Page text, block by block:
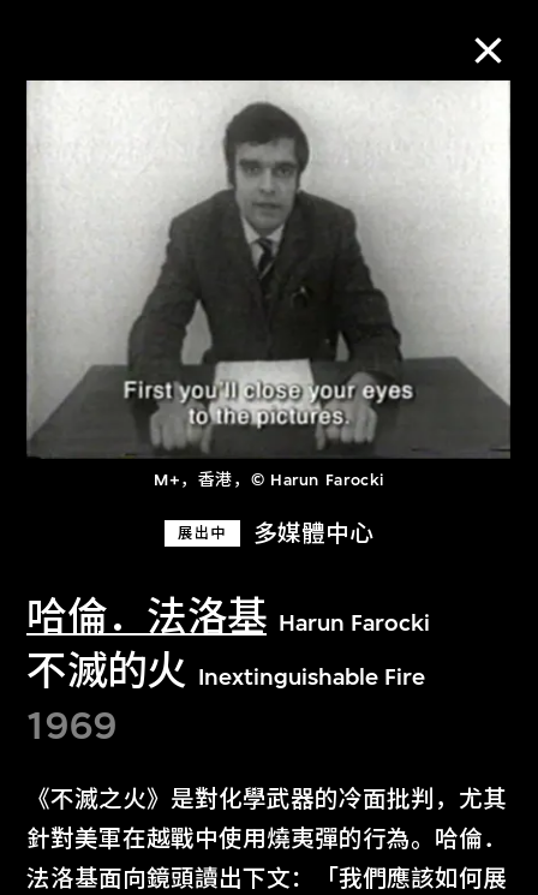
M+，香港，© Harun Farocki
展出中 多媒體中心
哈倫．法洛基 Harun Farocki
不滅的火 Inextinguishable Fire
1969
《不滅之火》是對化學武器的冷面批判，尤其
針對美軍在越戰中使用燒夷彈的行為。哈倫．
法洛基面向鏡頭讀出下文：「我們應該如何展
M+藏品
进一步筛选
关于M+藏品
探索世界顶级的二十及二十一世纪视觉
文化藏品。